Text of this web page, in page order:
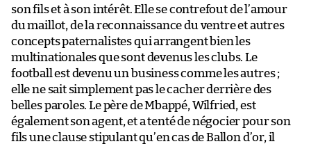
son fils et à son intérêt. Elle se contrefout de l’amour
du maillot, de la reconnaissance du ventre et autres
concepts paternalistes qui arrangent bien les
multinationales que sont devenus les clubs. Le
football est devenu un business comme les autres ;
elle ne sait simplement pas le cacher derrière des
belles paroles. Le père de Mbappé, Wilfried, est
également son agent, et a tenté de négocier pour son
fils une clause stipulant qu’en cas de Ballon d’or, il